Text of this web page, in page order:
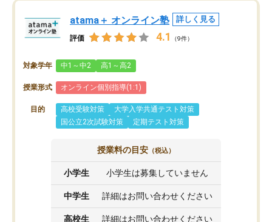
atama＋ オンライン塾 詳しく見る
評価 4.1 （9件）
対象学年 中1～中2 高1～高2
授業形式 オンライン個別指導(1:1)
目的 高校受験対策
大学入学共通テスト対策
国公立2次試験対策
定期テスト対策
授業料の目安 （税込）
小学生 小学生は募集していません
中学生 詳細はお問い合わせください
高校生 詳細はお問い合わせください